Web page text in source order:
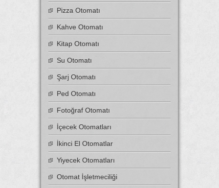
Pizza Otomatı
Kahve Otomatı
Kitap Otomatı
Su Otomatı
Şarj Otomatı
Ped Otomatı
Fotoğraf Otomatı
İçecek Otomatları
İkinci El Otomatlar
Yiyecek Otomatları
Otomat İşletmeciliği